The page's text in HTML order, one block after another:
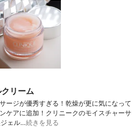
リーム
ージが優秀すぎる！乾燥が更に気になって
ケアに追加！クリニークのモイスチャーサ
ジェル…続きを見る